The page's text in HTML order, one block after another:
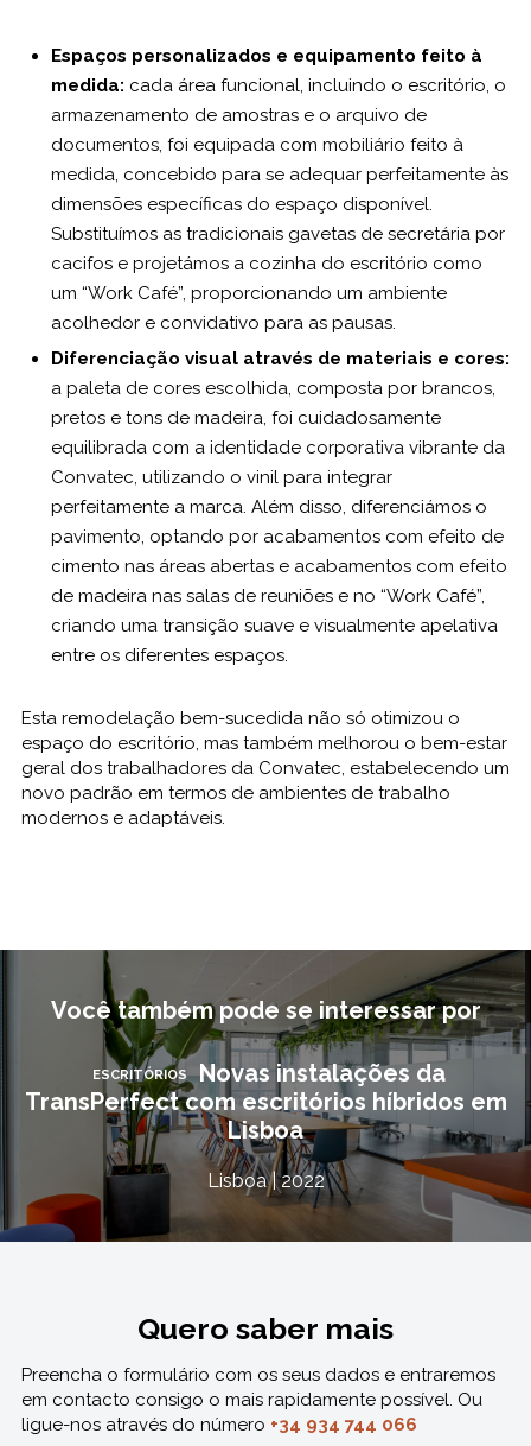
Espaços personalizados e equipamento feito à
medida: cada área funcional, incluindo o escritório, o
armazenamento de amostras e o arquivo de
documentos, foi equipada com mobiliário feito à
medida, concebido para se adequar perfeitamente às
dimensões específicas do espaço disponível.
Substituímos as tradicionais gavetas de secretária por
cacifos e projetámos a cozinha do escritório como
um “Work Café”, proporcionando um ambiente
acolhedor e convidativo para as pausas.
Diferenciação visual através de materiais e cores:
a paleta de cores escolhida, composta por brancos,
pretos e tons de madeira, foi cuidadosamente
equilibrada com a identidade corporativa vibrante da
Convatec, utilizando o vinil para integrar
perfeitamente a marca. Além disso, diferenciámos o
pavimento, optando por acabamentos com efeito de
cimento nas áreas abertas e acabamentos com efeito
de madeira nas salas de reuniões e no “Work Café”,
criando uma transição suave e visualmente apelativa
entre os diferentes espaços.
Esta remodelação bem-sucedida não só otimizou o
espaço do escritório, mas também melhorou o bem-estar
geral dos trabalhadores da Convatec, estabelecendo um
novo padrão em termos de ambientes de trabalho
modernos e adaptáveis.
Você também pode se interessar por
ESCRITÓRIOS Novas instalações da
TransPerfect com escritórios híbridos em
Lisboa
Lisboa | 2022
Quero saber mais
Preencha o formulário com os seus dados e entraremos
em contacto consigo o mais rapidamente possível. Ou
ligue-nos através do número +34 934 744 066